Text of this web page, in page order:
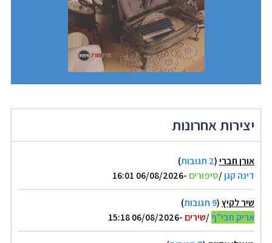
יצירות אחרונות
אורן חברי(2 תגובות
)
דינה קגן/סיפורים -06/08/2026 16:01
שיר לקיץ(9 תגובות
)
אריק חבי"ף/שירים -06/08/2026 15:18